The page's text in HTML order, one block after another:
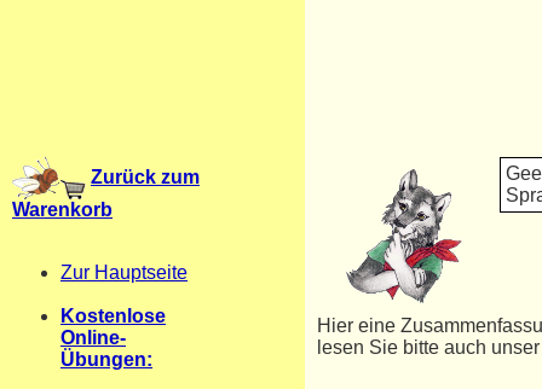
Zurück zum
Warenkorb
Zur Hauptseite
Kostenlose
Online-
Übungen:
Hier eine
lesen Sie bitte auch